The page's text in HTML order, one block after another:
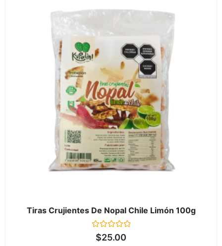
Tiras Crujientes De Nopal Chile Limón 100g
Valorado
en$25.00